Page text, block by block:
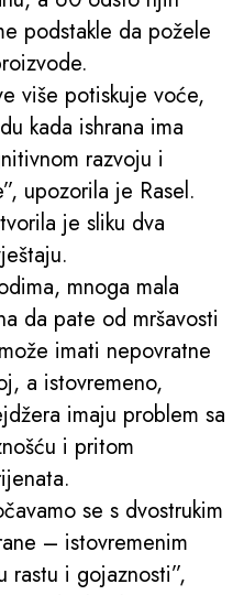
podstakle da požele
više potiskuje voće,
kada ishrana ima
razvoju i
upozorila je Rasel.
je sliku dva
mnoga mala
da pate od mršavosti
imati nepovratne
a istovremeno,
imaju problem sa
i pritom
se s dvostrukim
– istovremenim
rastu i gojaznosti”,